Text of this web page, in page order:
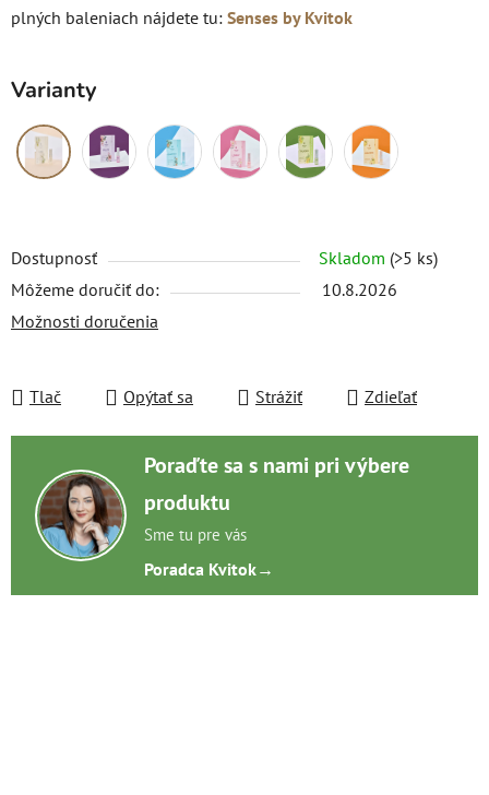
plných baleniach nájdete tu: Senses by Kvitok
Varianty
Dostupnosť Skladom (>5 ks)
Môžeme doručiť do:
10.8.2026
Možnosti doručenia
Tlač Opýtať sa Strážiť Zdieľať
Poraďte sa s nami pri výbere
produktu
Sme tu pre vás
Poradca Kvitok→